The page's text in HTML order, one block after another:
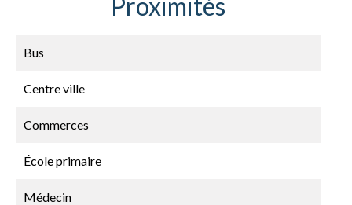
Bus
Centre ville
Commerces
École primaire
Médecin